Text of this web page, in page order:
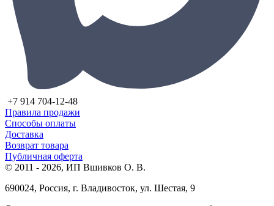
+7 914 704-12-48
Правила продажи
Способы оплаты
Доставка
Возврат товара
Публичная оферта
© 2011 - 2026, ИП Вшивков О. В.
690024, Россия, г. Владивосток, ул. Шестая, 9